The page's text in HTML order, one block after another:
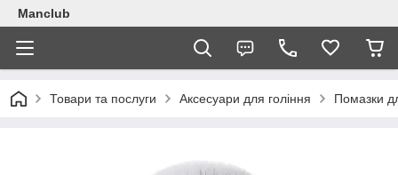
Manclub
Товари та послуги Аксесуари для гоління Помазки